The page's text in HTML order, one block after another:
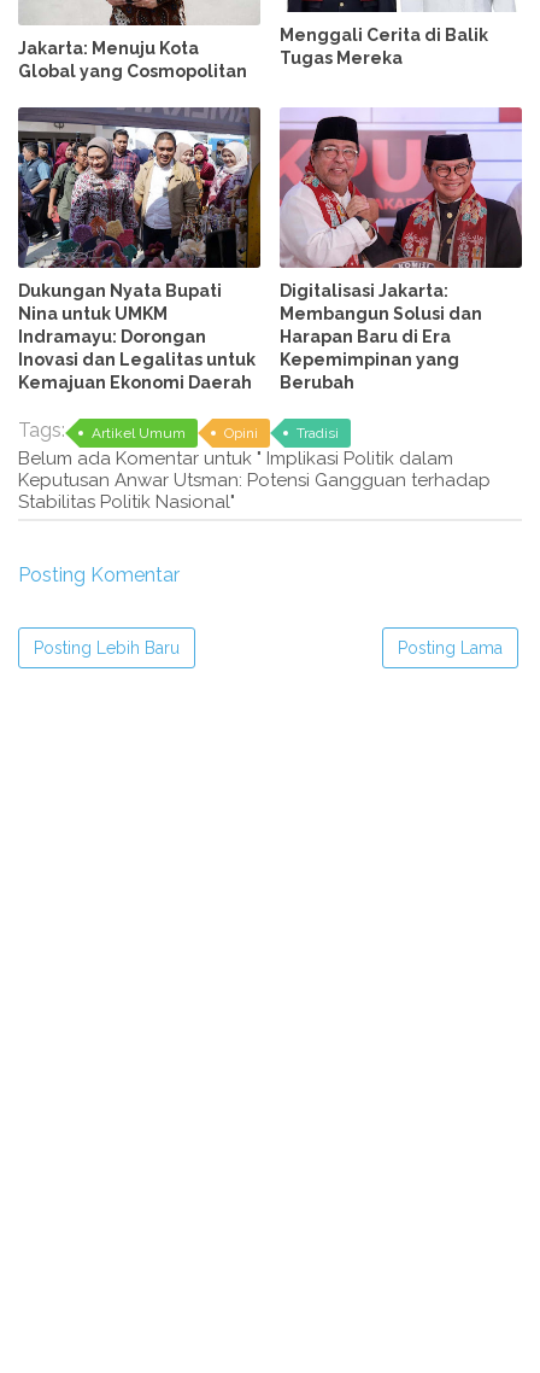
Jakarta: Menuju Kota
Global yang Cosmopolitan
Menggali Cerita di Balik
Tugas Mereka
Dukungan Nyata Bupati
Nina untuk UMKM
Indramayu: Dorongan
Inovasi dan Legalitas untuk
Kemajuan Ekonomi Daerah
Digitalisasi Jakarta:
Membangun Solusi dan
Harapan Baru di Era
Kepemimpinan yang
Berubah
Tags: Artikel Umum Opini Tradisi
Belum ada Komentar untuk " Implikasi Politik dalam
Keputusan Anwar Utsman: Potensi Gangguan terhadap
Stabilitas Politik Nasional"
Posting Komentar
Posting Lebih Baru Posting Lama